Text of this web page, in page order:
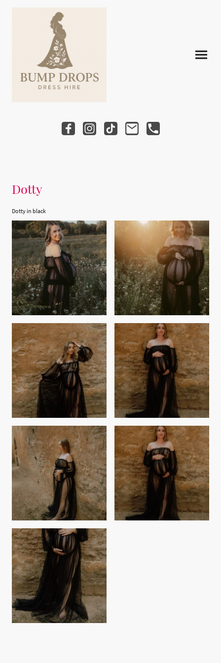
Dotty
Dotty in black